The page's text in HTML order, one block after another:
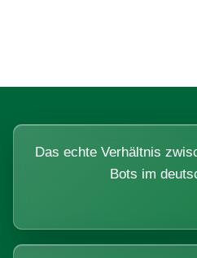
Das echte Verhältnis
Bots im